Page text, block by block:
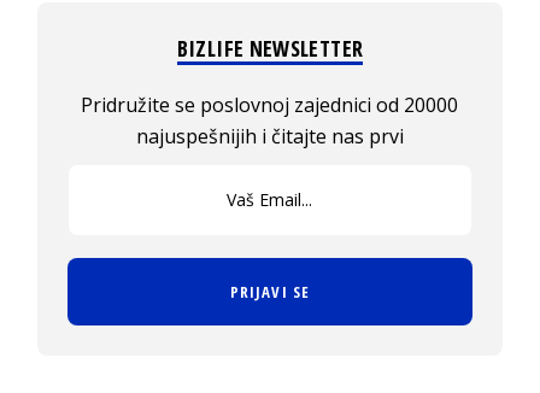
BIZLIFE NEWSLETTER
Pridružite se poslovnoj zajednici od 20000
najuspešnijih i čitajte nas prvi
PRIJAVI SE